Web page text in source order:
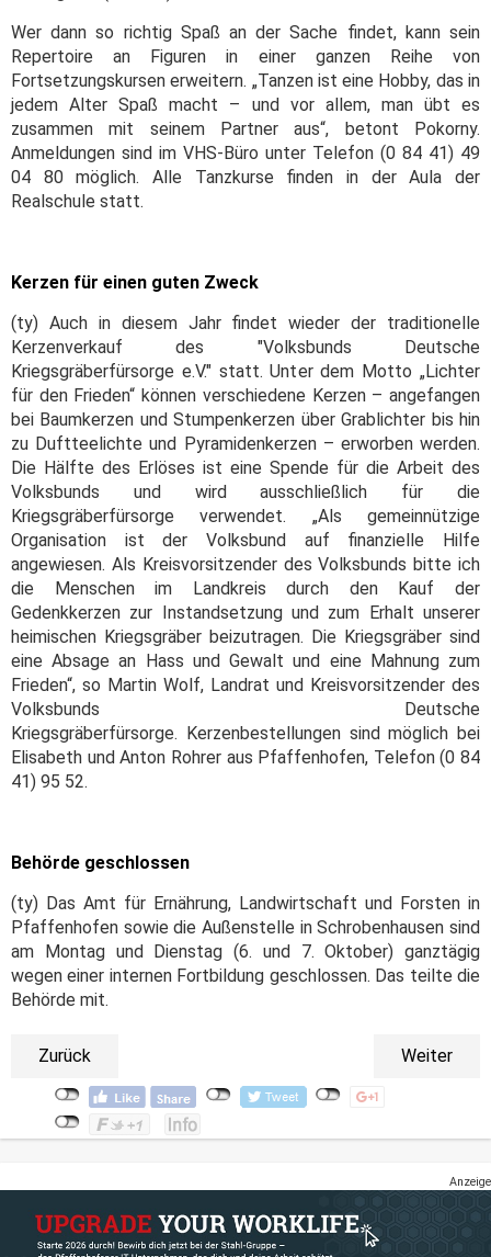
Wer dann so richtig Spaß an der Sache findet, kann sein
Repertoire an Figuren in einer ganzen Reihe von
Fortsetzungskursen erweitern. „Tanzen ist eine Hobby, das in
jedem Alter Spaß macht – und vor allem, man übt es
zusammen mit seinem Partner aus“, betont Pokorny.
Anmeldungen sind im VHS-Büro unter Telefon (0 84 41) 49
04 80 möglich. Alle Tanzkurse finden in der Aula der
Realschule statt.
Kerzen für einen guten Zweck
(ty) Auch in diesem Jahr findet wieder der traditionelle
Kerzenverkauf des "Volksbunds Deutsche
Kriegsgräberfürsorge e.V." statt. Unter dem Motto „Lichter
für den Frieden“ können verschiedene Kerzen – angefangen
bei Baumkerzen und Stumpenkerzen über Grablichter bis hin
zu Duftteelichte und Pyramidenkerzen – erworben werden.
Die Hälfte des Erlöses ist eine Spende für die Arbeit des
Volksbunds und wird ausschließlich für die
Kriegsgräberfürsorge verwendet. „Als gemeinnützige
Organisation ist der Volksbund auf finanzielle Hilfe
angewiesen. Als Kreisvorsitzender des Volksbunds bitte ich
die Menschen im Landkreis durch den Kauf der
Gedenkkerzen zur Instandsetzung und zum Erhalt unserer
heimischen Kriegsgräber beizutragen. Die Kriegsgräber sind
eine Absage an Hass und Gewalt und eine Mahnung zum
Frieden“, so Martin Wolf, Landrat und Kreisvorsitzender des
Volksbunds Deutsche
Kriegsgräberfürsorge. Kerzenbestellungen sind möglich bei
Elisabeth und Anton Rohrer aus Pfaffenhofen, Telefon (0 84
41) 95 52.
Behörde geschlossen
(ty) Das Amt für Ernährung, Landwirtschaft und Forsten in
Pfaffenhofen sowie die Außenstelle in Schrobenhausen sind
am Montag und Dienstag (6. und 7. Oktober) ganztägig
wegen einer internen Fortbildung geschlossen. Das teilte die
Behörde mit.
Zurück Weiter
Anzeige